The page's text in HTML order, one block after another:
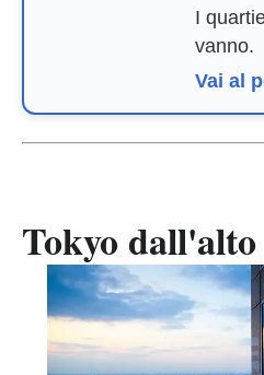
I
vanno.
Vai al
Tokyo dall'alto